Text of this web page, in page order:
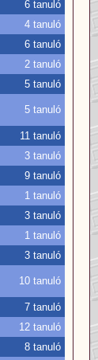
6 tanuló
4 tanuló
6 tanuló
2 tanuló
5 tanuló
5 tanuló
11 tanuló
3 tanuló
9 tanuló
1 tanuló
3 tanuló
1 tanuló
3 tanuló
10 tanuló
7 tanuló
12 tanuló
8 tanuló